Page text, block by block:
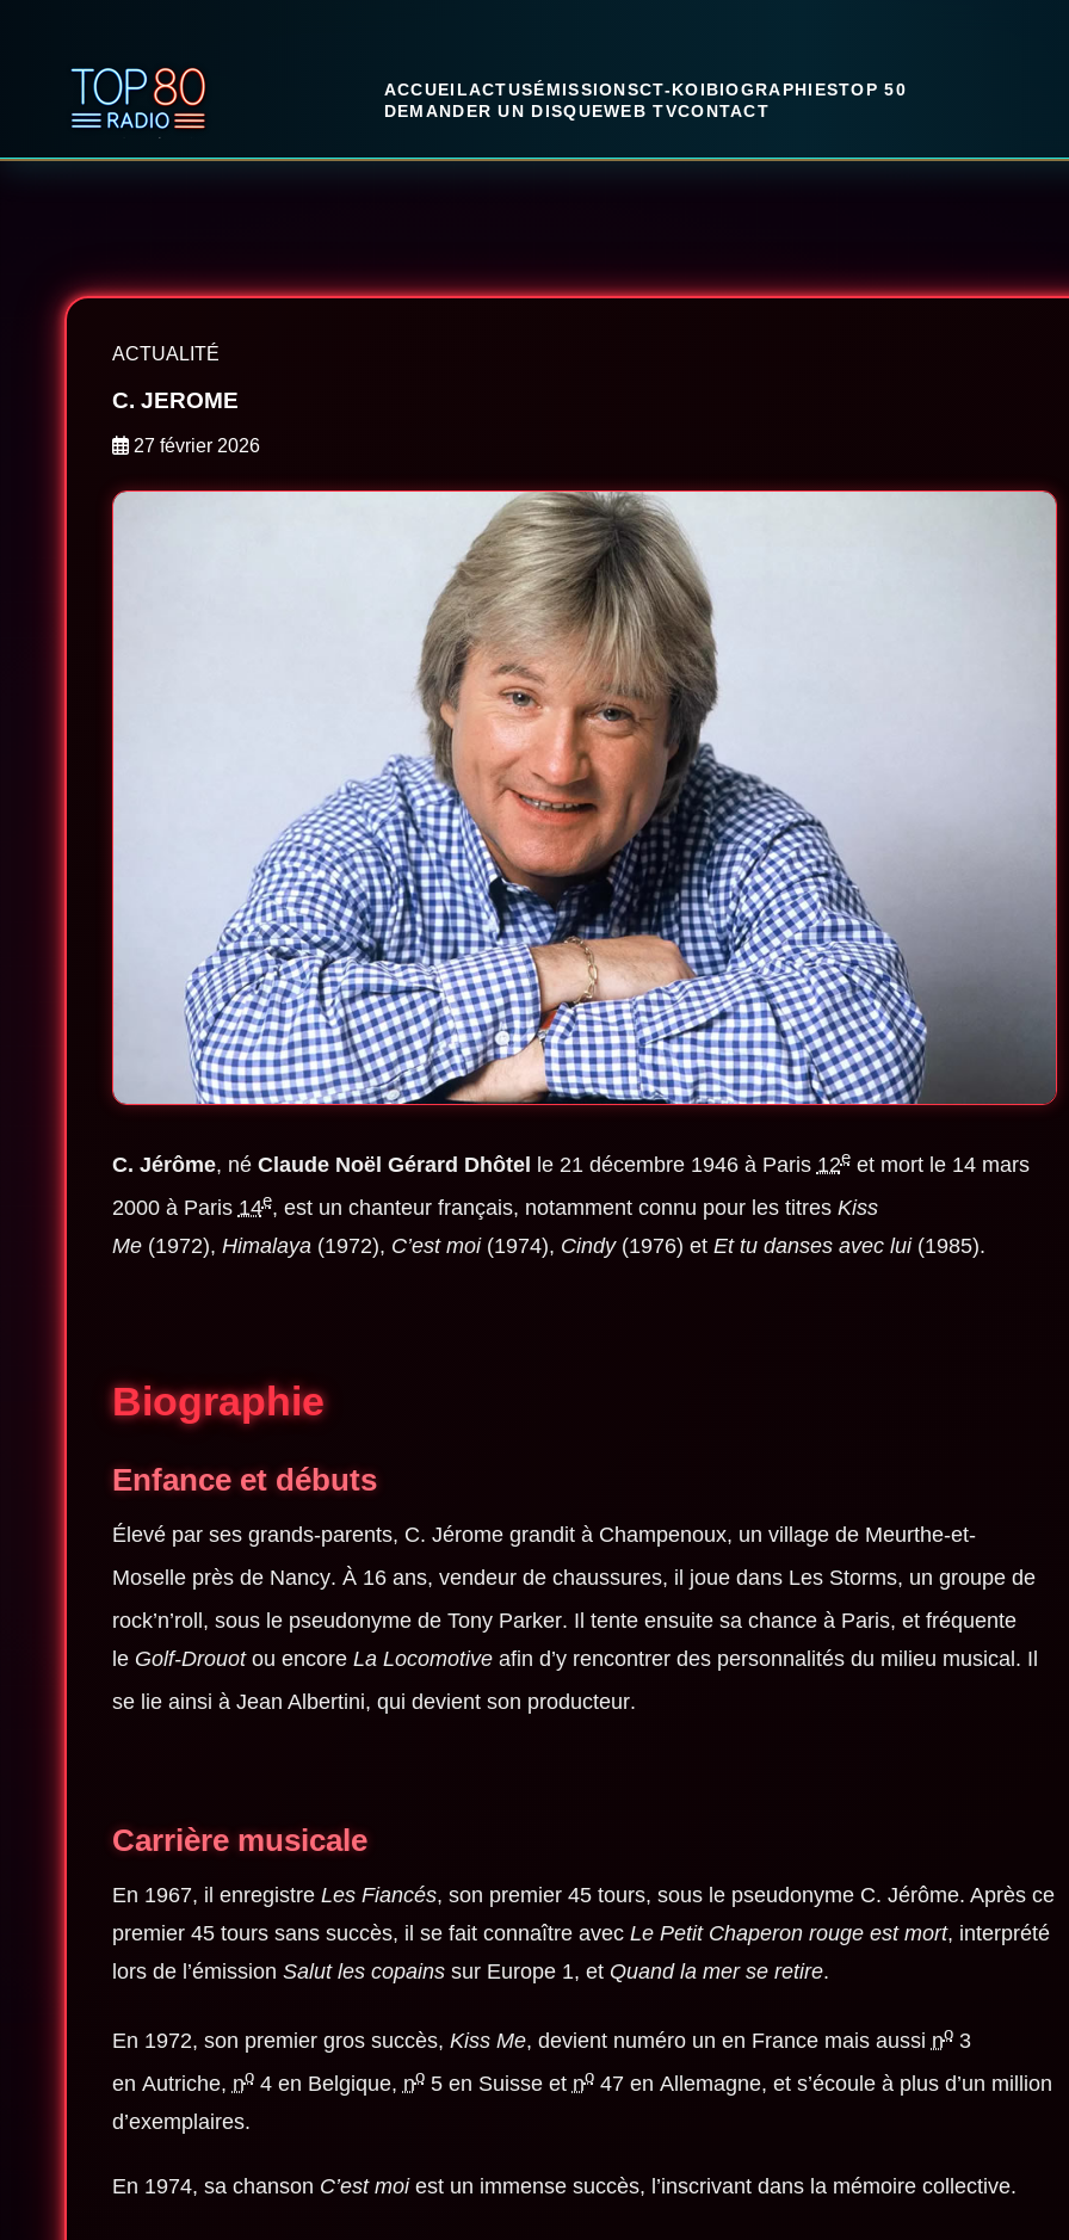
ACCUEILACTUSÉMISSIONSCT-KOIBIOGRAPHIESTOP 50
DEMANDER UN DISQUEWEB TVCONTACT
ACTUALITÉ
C. JEROME
27 février 2026
C. Jérôme, né Claude Noël Gérard Dhôtel le 21 décembre 1946à Paris 12eet mort le 14 mars
2000à Paris 14e, est un chanteur français, notamment connu pour les titres Kiss
Me(1972), Himalaya(1972), C’est moi(1974), Cindy(1976) et Et tu danses avec lui(1985).
Biographie
Enfance et débuts
Élevé par ses grands-parents, C. Jérome grandit à Champenoux, un village de Meurthe-et-
Moselle près de Nancy. À 16 ans, vendeur de chaussures, il joue dans Les Storms, un groupe de
rock’n’roll, sous le pseudonyme de Tony Parker. Il tente ensuite sa chance à Paris, et fréquente
le Golf-Drouotou encore La Locomotiveafin d’y rencontrer des personnalités du milieu musical. Il
se lie ainsi à Jean Albertini, qui devient son producteur.
Carrière musicale
En 1967, il enregistre Les Fiancés, son premier 45 tours, sous le pseudonyme C. Jérôme. Après ce
premier 45 tours sans succès, il se fait connaître avec Le Petit Chaperon rouge est mort, interprété
lors de l’émission Salut les copainssur Europe 1, et Quand la mer se retire.
En 1972, son premier gros succès, Kiss Me, devient numéro un en France mais aussi no3
en Autriche, no4 en Belgique, no5 en Suisse et no47 en Allemagne, et s’écoule à plus d’un million
d’exemplaires.
En 1974, sa chanson C’est moiest un immense succès, l’inscrivant dans la mémoire collective.